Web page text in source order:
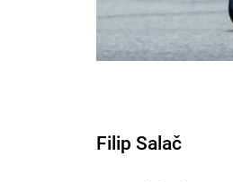
Filip Salač